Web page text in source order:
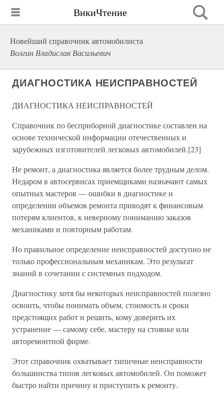
ВикиЧтение
Новейший справочник автомобилиста
Волгин Владислав Васильевич
ДИАГНОСТИКА НЕИСПРАВНОСТЕЙ
ДИАГНОСТИКА НЕИСПРАВНОСТЕЙ
Справочник по бесприборной диагностике составлен на
основе технической информации отечественных и
зарубежных изготовителей легковых автомобилей.[23]
Не ремонт, а диагностика является более трудным делом.
Недаром в автосервисах приемщиками назначают самых
опытных мастеров — ошибки в диагностике и
определении объемов ремонта приводят к финансовым
потерям клиентов, к неверному пониманию заказов
механиками и повторным работам.
Но правильное определение неисправностей доступно не
только профессиональным механикам. Это результат
знаний в сочетании с системных подходом.
Диагностику хотя бы некоторых неисправностей полезно
освоить, чтобы понимать объем, стоимость и сроки
предстоящих работ и решить, кому доверить их
устранение — самому себе, мастеру на стоянке или
авторемонтной фирме.
Этот справочник охватывает типичные неисправности
большинства типов легковых автомобилей. Он поможет
быстро найти причину и приступить к ремонту.